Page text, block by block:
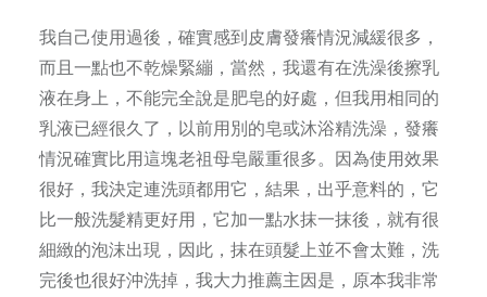
我自己使用過後，確實感到皮膚發癢情況減緩很多，
而且一點也不乾燥緊繃，當然，我還有在洗澡後擦乳
液在身上，不能完全說是肥皂的好處，但我用相同的
乳液已經很久了，以前用別的皂或沐浴精洗澡，發癢
情況確實比用這塊老祖母皂嚴重很多。因為使用效果
很好，我決定連洗頭都用它，結果，出乎意料的，它
比一般洗髮精更好用，它加一點水抹一抹後，就有很
細緻的泡沫出現，因此，抹在頭髮上並不會太難，洗
完後也很好沖洗掉，我大力推薦主因是，原本我非常